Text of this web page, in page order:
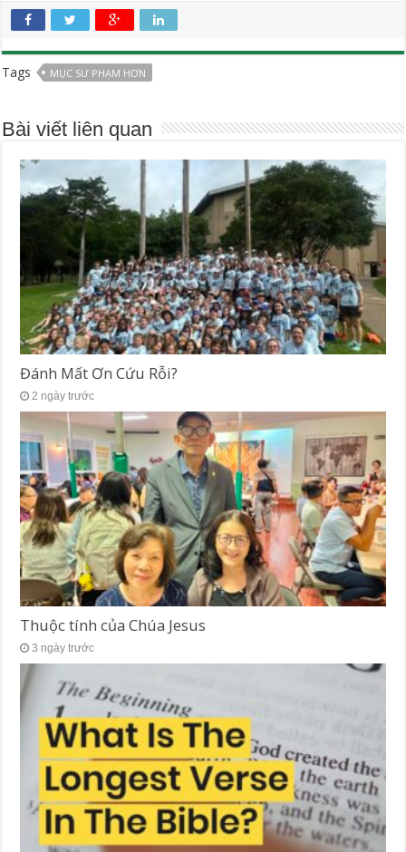
Tags MỤC SƯ PHẠM HƠN
Bài viết liên quan
Đánh Mất Ơn Cứu Rỗi?
2 ngày trước
Thuộc tính của Chúa Jesus
3 ngày trước